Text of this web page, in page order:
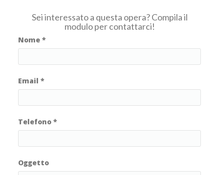
Sei interessato a questa opera? Compila il
modulo per contattarci!
Nome *
Email *
Telefono *
Oggetto